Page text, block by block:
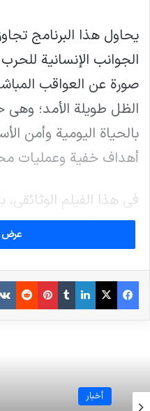
يحاول هذا البرنامج
الجوانب الإنسانية
صورة عن العواقب
الظل طويلة الأمد؛
بالحياة اليومية وأمن
أهداف خفية وعمليات
في هذا الفيلم
الأبعاد الأمنية
التركيز أيضاً على
وبُذلت جهود لعكس
أجل تقديم صورة أكثر
عرض
فیس بوک X لینکدین
‫تامبلر‫پین‌ترست
أخبار